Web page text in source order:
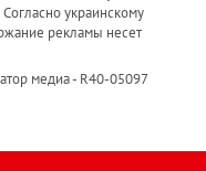
украинскому
рекламы несет
медиа - R40-05097